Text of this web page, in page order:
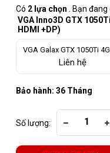
Có 2 lựa chọn
. Bạn
VGA Inno3D GTX
HDMI +DP)
VGA Galax GTX 1050Ti 4G
R5 1-Click OC (4GB
28-bit, HDMI +DP)
Liên hệ
Bảo hành: 36 Tháng
Số lượng: